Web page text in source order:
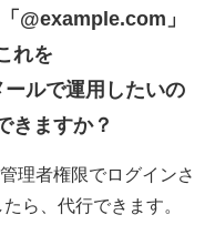
@example.com」
れを
ルで運用したいの
きますか？
理者権限でログインさ
ら、代行できます。